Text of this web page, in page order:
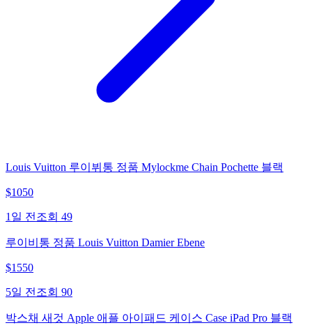
Louis Vuitton 루이뷔통 정품 Mylockme Chain Pochette 블랙
$1050
1일 전 조회 49
루이비통 정품 Louis Vuitton Damier Ebene
$1550
5일 전 조회 90
박스채 새것 Apple 애플 아이패드 케이스 Case iPad Pro 블랙